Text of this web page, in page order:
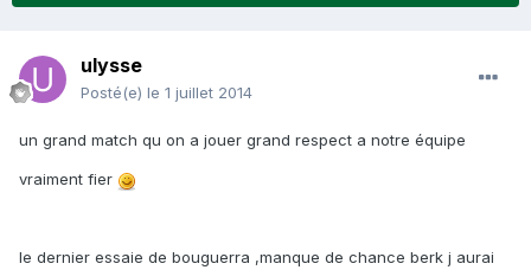
ulysse
Posté(e) le 1 juillet 2014
un grand match qu on a jouer grand respect a notre équipe
vraiment fier
le dernier essaie de bouguerra ,manque de chance berk j aurai